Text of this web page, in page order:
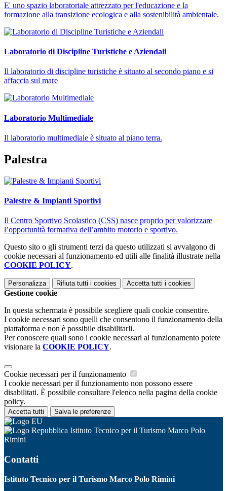
E' uno spazio laboratoriale attrezzato per l'educazione e la
formazione alla transizione ecologica e alla sostenibilità ambientale.
Laboratorio di Discipline Turistiche e Aziendali
Il laboratorio di discipline turistiche è situato al secondo piano e si
affaccia sul mare
Laboratorio Multimediale
Il laboratorio multimediale è situato al piano terra.
Palestra
Palestre & Impianti Sportivi
Il Centro Sportivo Scolastico (CSS) nasce proprio per valorizzare
l’opportunità formativa dell’ambito motorio e sportivo.
Questo sito o gli strumenti terzi da questo utilizzati si avvalgono di
cookie necessari al funzionamento ed utili alle finalità illustrate nella
COOKIE POLICY.
Personalizza Rifiuta tutti i cookies Accetta tutti i cookies
Gestione cookie
In questa schermata è possibile scegliere quali cookie consentire.
I cookie necessari sono quelli che consentono il funzionamento della
piattaforma e non è possibile disabilitarli.
Per conoscere quali sono i cookie necessari al funzionamento potete
visionare la COOKIE POLICY.
Cookie necessari per il funzionamento
I cookie necessari per il funzionamento non possono essere
disabilitati. È possibile consultare l'elenco nella pagina della cookie
policy.
Accetta tutti Salva le preferenze
Istituto Tecnico per il Turismo Marco Polo
Rimini
Contatti
Istituto Tecnico per il Turismo Marco Polo Rimini